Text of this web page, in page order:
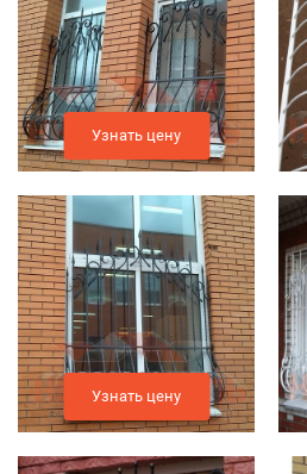
Узнать цену
Узнать цену